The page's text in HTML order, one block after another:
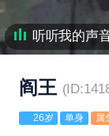
听听我的声
阎王
26岁 单身 属